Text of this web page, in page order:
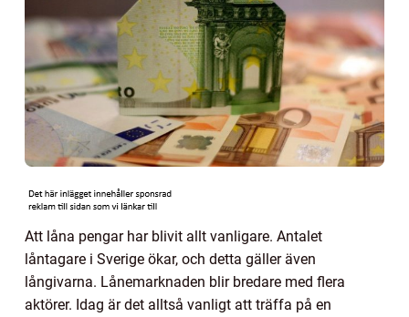
Att låna pengar har blivit allt vanligare. Antalet
låntagare i Sverige ökar, och detta gäller även
långivarna. Lånemarknaden blir bredare med flera
aktörer. Idag är det alltså vanligt att träffa på en